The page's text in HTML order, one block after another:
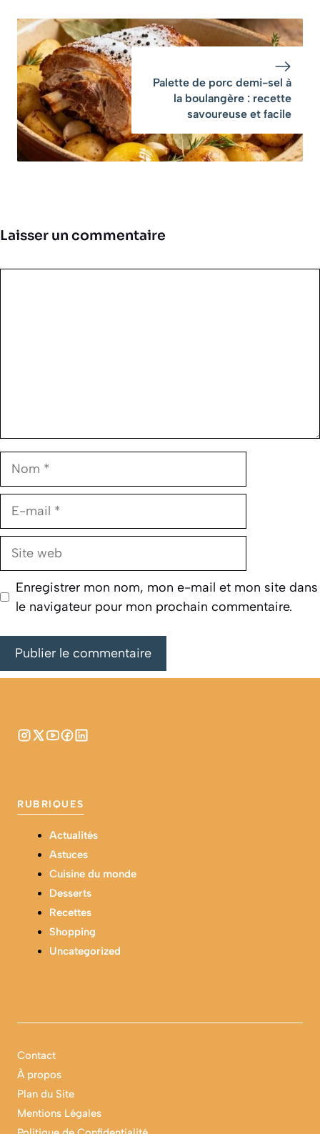
Palette de porc demi-sel à
la boulangère : recette
savoureuse et facile
Laisser un commentaire
Nom
E-
Site
Enregistrer mon nom, mon e-mail et mon site dans
le navigateur pour mon prochain commentaire.
RUBRIQUES
Actualités
Astuces
Cuisine du monde
Desserts
Recettes
Shopping
Uncategorized
Contact
À propos
Plan du Site
Mentions Légales